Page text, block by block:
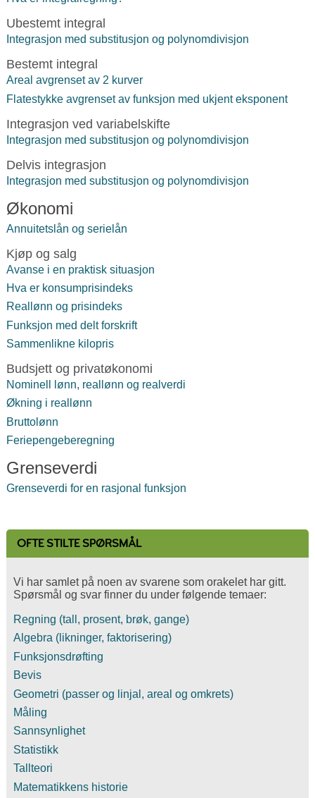
Ubestemt integral
Integrasjon med substitusjon og polynomdivisjon
Bestemt integral
Areal avgrenset av 2 kurver
Flatestykke avgrenset av funksjon med ukjent eksponent
Integrasjon ved variabelskifte
Integrasjon med substitusjon og polynomdivisjon
Delvis integrasjon
Integrasjon med substitusjon og polynomdivisjon
Økonomi
Annuitetslån og serielån
Kjøp og salg
Avanse i en praktisk situasjon
Hva er konsumprisindeks
Reallønn og prisindeks
Funksjon med delt forskrift
Sammenlikne kilopris
Budsjett og privatøkonomi
Nominell lønn, reallønn og realverdi
Økning i reallønn
Bruttolønn
Feriepengeberegning
Grenseverdi
Grenseverdi for en rasjonal funksjon
OFTE STILTE SPØRSMÅL
Vi har samlet på noen av svarene som orakelet har gitt.
Spørsmål og svar finner du under følgende temaer:
Regning (tall, prosent, brøk, gange)
Algebra (likninger, faktorisering)
Funksjonsdrøfting
Bevis
Geometri (passer og linjal, areal og omkrets)
Måling
Sannsynlighet
Statistikk
Tallteori
Matematikkens historie